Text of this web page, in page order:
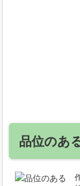
品位のあ